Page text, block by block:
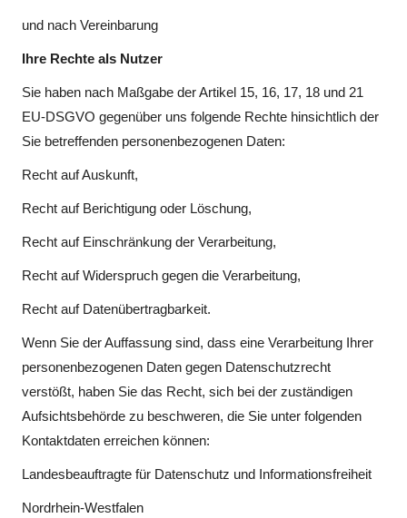
und nach Vereinbarung
Ihre Rechte als Nutzer
Sie haben nach Maßgabe der Artikel 15, 16, 17, 18 und 21
EU-DSGVO gegenüber uns folgende Rechte hinsichtlich der
Sie betreffenden personenbezogenen Daten:
Recht auf Auskunft,
Recht auf Berichtigung oder Löschung,
Recht auf Einschränkung der Verarbeitung,
Recht auf Widerspruch gegen die Verarbeitung,
Recht auf Datenübertragbarkeit.
Wenn Sie der Auffassung sind, dass eine Verarbeitung Ihrer
personenbezogenen Daten gegen Datenschutzrecht
verstößt, haben Sie das Recht, sich bei der zuständigen
Aufsichtsbehörde zu beschweren, die Sie unter folgenden
Kontaktdaten erreichen können:
Landesbeauftragte für Datenschutz und Informationsfreiheit
Nordrhein-Westfalen